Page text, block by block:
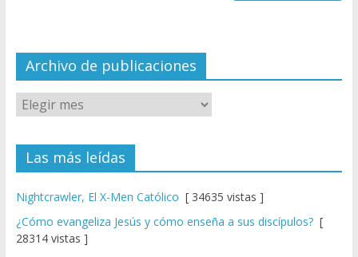
el
Archivo de publicaciones
Las más leídas
Nightcrawler, El X-Men Católico [ 34635 vistas ]
¿Cómo evangeliza Jesús y cómo enseña a sus discípulos?[
28314 vistas ]